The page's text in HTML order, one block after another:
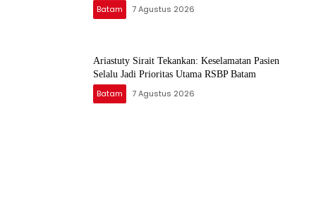
Batam 7 Agustus 2026
Ariastuty Sirait Tekankan: Keselamatan Pasien
Selalu Jadi Prioritas Utama RSBP Batam
Batam 7 Agustus 2026